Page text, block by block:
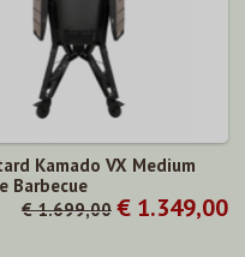
Kamado VX Medium
Barbecue
€ 1.699,00 € 1.349,00